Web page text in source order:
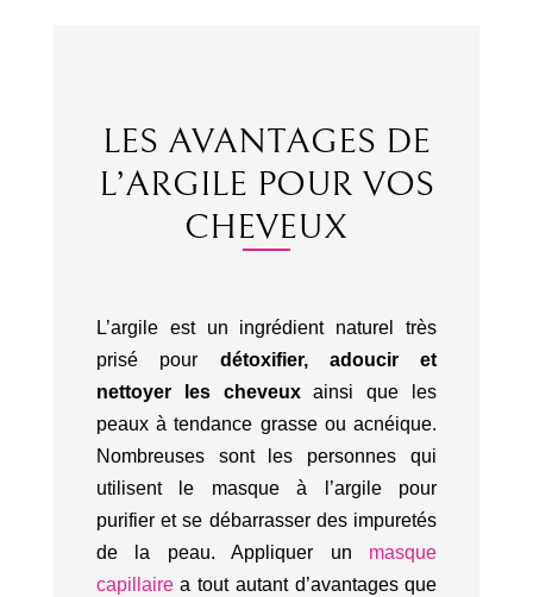
LES AVANTAGES DE
L’ARGILE POUR VOS
CHEVEUX
L’argile est un ingrédient naturel très
prisé pour détoxifier, adoucir et
nettoyer les cheveuxainsi que les
peaux à tendance grasse ou acnéique.
Nombreuses sont les personnes qui
utilisent le masque à l’argile pour
purifier et se débarrasser des impuretés
de la peau. Appliquer un masque
capillairea tout autant d’avantages que